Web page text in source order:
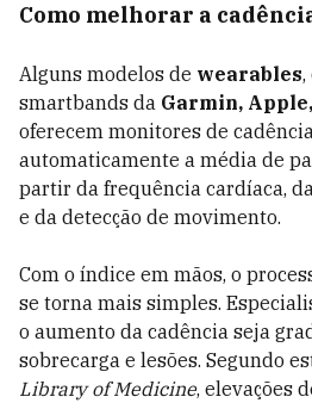
Como melhorar a
Alguns modelos de wearables,
smartbands da Garmin,
oferecem monitores de
automaticamente a média de
partir da frequência cardíaca,
e da detecção de movimento.
Com o índice em mãos, o
se torna mais simples.
o aumento da cadência seja
sobrecarga e lesões. Segundo
Library of Medicine, elevações